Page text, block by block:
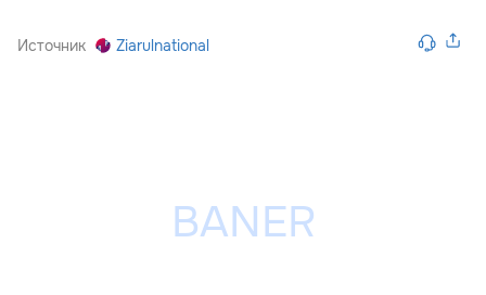
Источник Ziarulnational